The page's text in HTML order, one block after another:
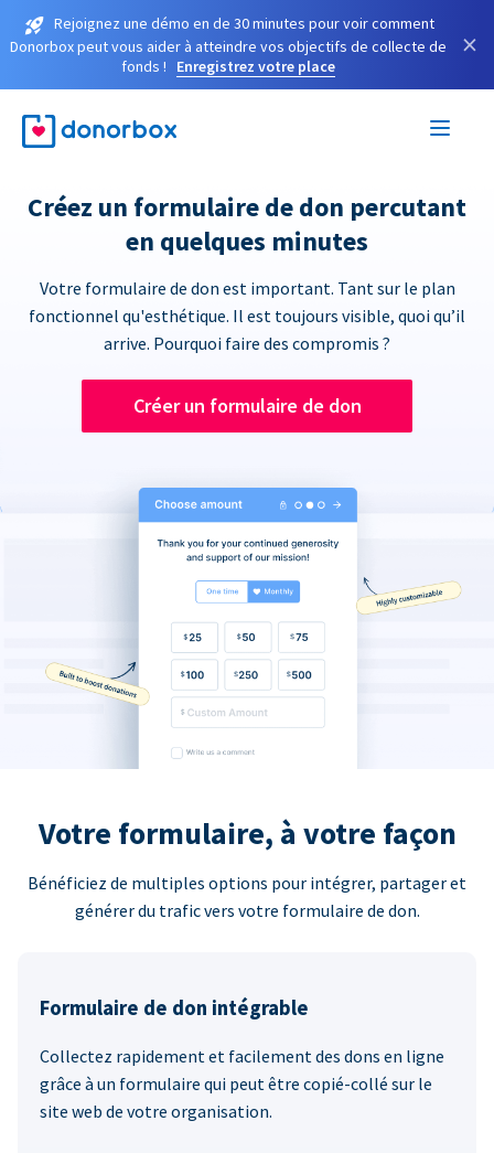
Rejoignez une démo en de 30 minutes pour voir comment
Donorbox peut vous aider à atteindre vos objectifs de collecte de
fonds !
Enregistrez votre place
×
Créez un formulaire de don percutant
en quelques minutes
Votre formulaire de don est important. Tant sur le plan
fonctionnel qu'esthétique. Il est toujours visible, quoi qu’il
arrive. Pourquoi faire des compromis ?
Créer un formulaire de don
Votre formulaire, à votre façon
Bénéficiez de multiples options pour intégrer, partager et
générer du trafic vers votre formulaire de don.
Formulaire de don intégrable
Collectez rapidement et facilement des dons en ligne
grâce à un formulaire qui peut être copié-collé sur le
site web de votre organisation.